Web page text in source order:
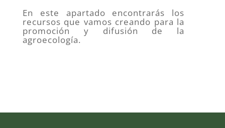
En este apartado encontrarás los
recursos que vamos creando para la
promoción y difusión de la
agroecología.